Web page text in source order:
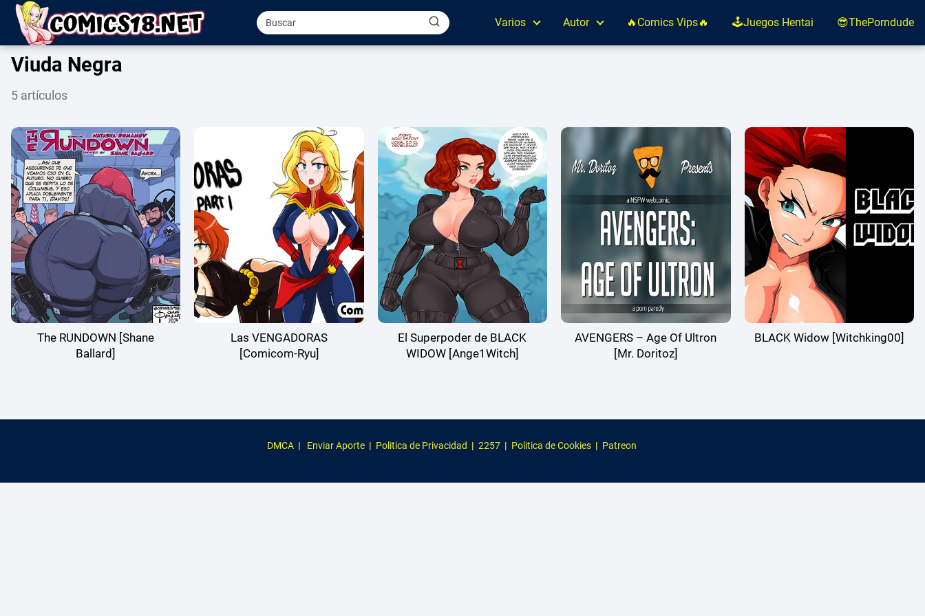
Varios Autor 🔥Comics Vips🔥 🕹️Juegos Hentai 😎ThePorndude
Viuda Negra
5 artículos
The RUNDOWN [Shane
Ballard]
Las VENGADORAS
[Comicom-Ryu]
El Superpoder de BLACK
WIDOW [Ange1Witch]
AVENGERS – Age Of Ultron
[Mr. Doritoz]
BLACK Widow [Witchking00]
DMCA | Enviar Aporte | Politica de Privacidad | 2257 | Politica de Cookies | Patreon